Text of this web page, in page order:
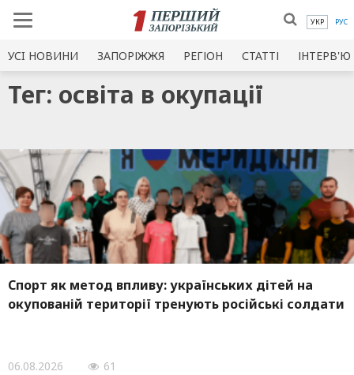
УКР РУС
УСI НОВИНИ ЗАПОРІЖЖЯ РЕГІОН СТАТТІ ІНТЕРВ'Ю
Тег: освіта в окупації
Спорт як метод впливу: українських дітей на
окупованій території тренують російські солдати
06.08.2026 61